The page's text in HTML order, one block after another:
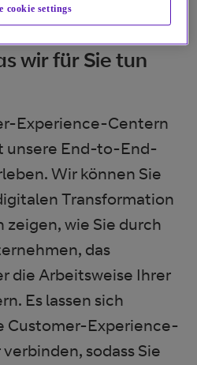
wir für Sie tun
Experience-Centern
unsere End-to-End-
Wir können Sie
Transformation
wie Sie durch
das
die Arbeitsweise Ihrer
Es lassen sich
Customer-Experience-
sodass Sie
cookie settings